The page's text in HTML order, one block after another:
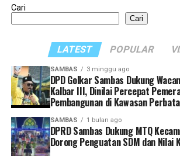
Cari
Cari
LATEST POPULAR
SAMBAS 3 minggu ago
DPD Golkar Sambas Dukung
Kalbar III, Dinilai Percepat
Pembangunan di Kawasan
SAMBAS 1 bulan ago
DPRD Sambas Dukung MTQ
Dorong Penguatan SDM dan Nilai